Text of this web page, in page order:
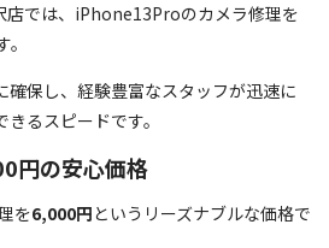
店では、iPhone13Proのカメラ修理を
確保し、経験豊富なスタッフが迅速に
るスピードです。
円の安心価格
を6,000円というリーズナブルな価格で